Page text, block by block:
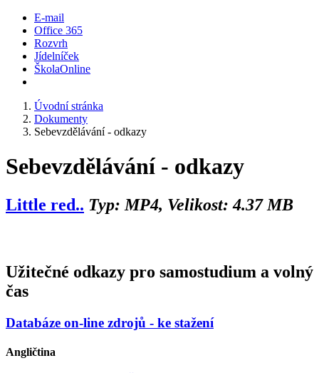
E-mail
Office 365
Rozvrh
Jídelníček
ŠkolaOnline
Úvodní stránka
Dokumenty
Sebevzdělávání - odkazy
Sebevzdělávání - odkazy
Little red.. Typ: MP4, Velikost: 4.37 MB
Užitečné odkazy pro samostudium a volný
čas
Databáze on-line zdrojů - ke stažení
Angličtina